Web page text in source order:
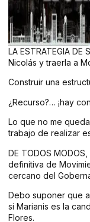
LA ESTRATEGIA
Nicolás y traerla a
Construir una
¿Recurso?… ¡hay
Lo que no me
trabajo de realizar
DE TODOS
definitiva de
cercano del
Debo suponer que
si Marianis es la
Flores.